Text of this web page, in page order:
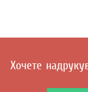
Хочете